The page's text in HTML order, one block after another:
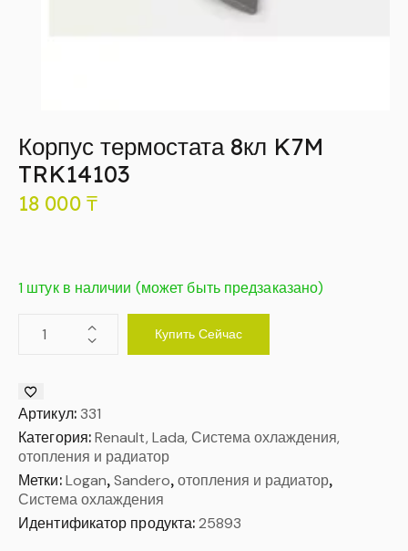
Корпус термостата 8кл K7M
TRK14103
18 000 ₸
1 штук в наличии (может быть предзаказано)
Купить Сейчас
Артикул: 331
Категория:Renault, Lada, Система охлаждения,
отопления и радиатор
Метки: Logan, Sandero,отопления и радиатор,
Система охлаждения
Идентификатор продукта:25893